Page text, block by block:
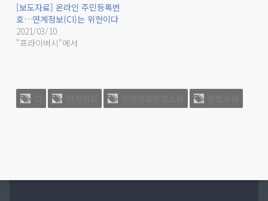
[보도자료] 온라인 주민등록번
호…연계정보(CI)는 위헌이다
2021/03/10
"프라이버시"에서